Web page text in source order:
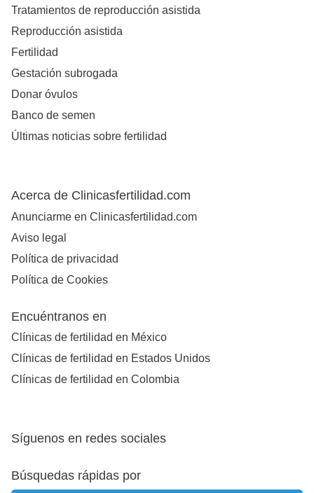
Tratamientos de reproducción asistida
Reproducción asistida
Fertilidad
Gestación subrogada
Donar óvulos
Banco de semen
Últimas noticias sobre fertilidad
Acerca de Clinicasfertilidad.com
Anunciarme en Clinicasfertilidad.com
Aviso legal
Política de privacidad
Política de Cookies
Encuéntranos en
Clínicas de fertilidad en México
Clínicas de fertilidad en Estados Unidos
Clínicas de fertilidad en Colombia
Síguenos en redes sociales
Búsquedas rápidas por